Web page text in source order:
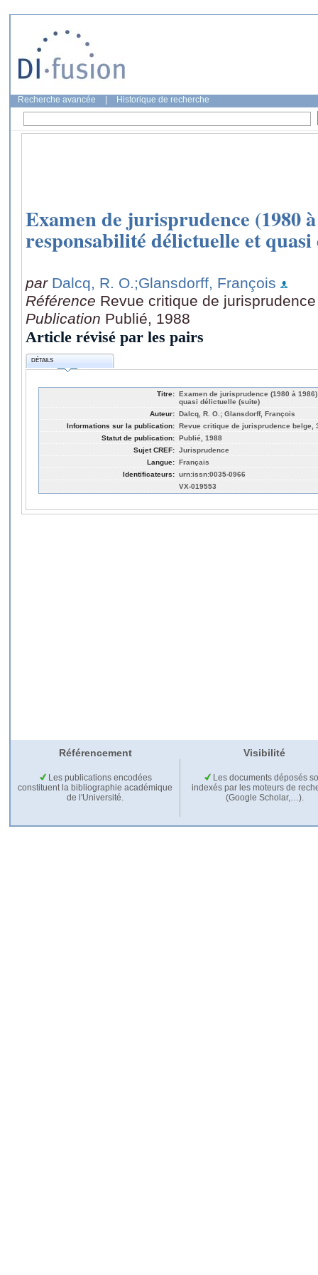
Recherche avancée Historique de recherche
Examen de jurisprudence (1980
responsabilité délictuelle et
par Dalcq, R. O.;Glansdorff, François
Référence Revue critique de
Publication Publié, 1988
Article révisé par les pairs
DÉTAILS
Titre: Examen de jurisprudence (1980 à
quasi délictuelle (suite)
Auteur: Dalcq, R. O.; Glansdorff, François
Informations sur la publication: Revue critique de jurisprudence belge,
Statut de publication: Publié, 1988
Sujet CREF: Jurisprudence
Langue: Français
Identificateurs: urn:issn:0035-0966
VX-019553
Référencement Visibilité
Les publications encodées
constituent la bibliographie académique
de l'Université.
Les documents déposés
indexés par les moteurs de
(Google Scholar,…).